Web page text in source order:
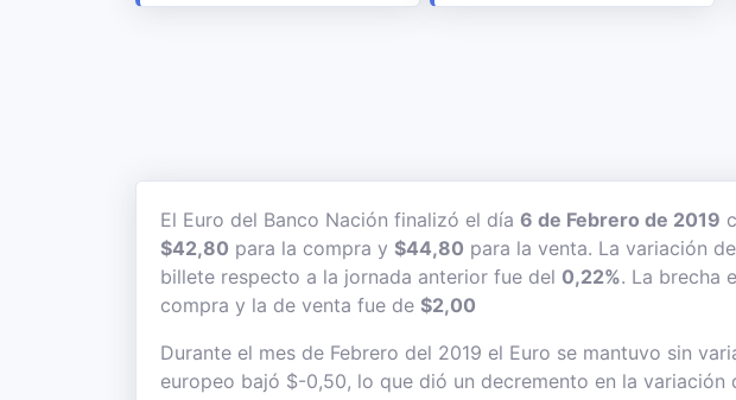
El Euro del Banco Nación finalizó el día 6 de Febrero de 2019
$42,80 para la compra y $44,80 para la venta. La variación
billete respecto a la jornada anterior fue del 0,22%. La brecha
compra y la de venta fue de $2,00
Durante el mes de Febrero del 2019 el Euro se mantuvo sin
europeo bajó $-0,50, lo que dió un decremento en la variación